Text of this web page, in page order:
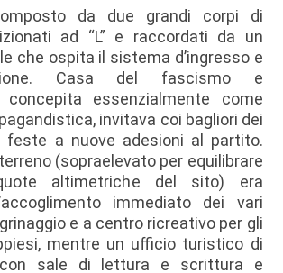
da due grandi corpi di
ad “L” e raccordati da un
che ospita il sistema d’ingresso e
Casa del fascismo e
concepita essenzialmente come
invitava coi bagliori dei
feste a nuove adesioni al partito.
(sopraelevato per equilibrare
altimetriche del sito) era
immediato dei vari
e a centro ricreativo per gli
mentre un ufficio turistico di
con sale di lettura e scrittura e